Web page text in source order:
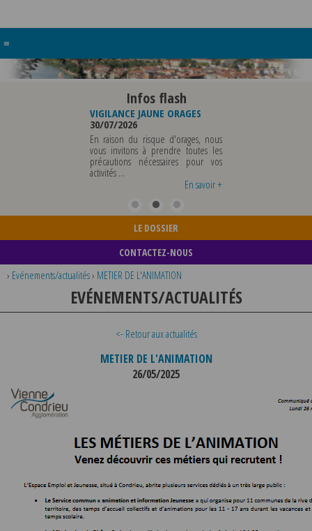
≡
Infos flash
VIGILANCE JAUNE ORAGES
30/07/2026
En raison du risque d'orages, nous
vous invitons à prendre toutes les
précautions nécessaires pour vos
activités ...
En savoir +
LE DOSSIER
CONTACTEZ-NOUS
› Evénements/actualités› METIER DE L'ANIMATION
EVÉNEMENTS/ACTUALITÉS
<- Retour aux actualités
METIER DE L'ANIMATION
26/05/2025